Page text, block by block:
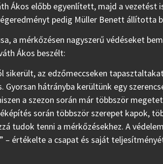
Ákos előbb egyenlített, majd a vezetést
pedig Müller Benett állította
a mérkőzésen nagyszerű védéseket
Ákos beszélt:
az edzőmeccseken
hátrányba kerültünk egy
a szezon során már többször
során többször szerepet kapok,
tudok tenni a mérkőzésekhez. A védelem
értékelte a csapat és saját